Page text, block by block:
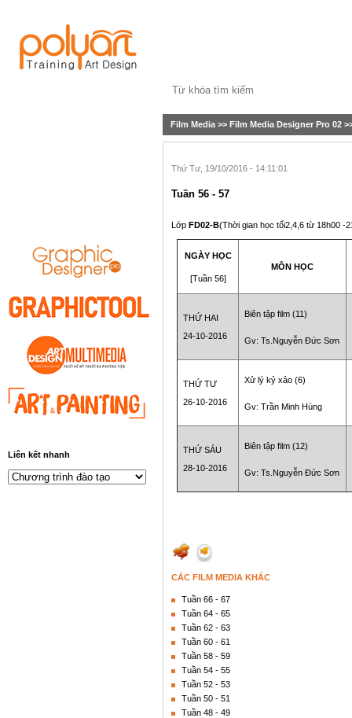
Liên kết nhanh
Film Media >> Film Media Designer Pro 02
Thứ Tư, 19/10/2016 - 14:11:01
Tuần 56 - 57
Lớp FD02-B(Thời gian học tối2,4,6 từ 18h00 -
NGÀY HỌC
[Tuần 56]
MÔN HỌC
THỨ HAI
24-10-2016
Biên tập film (11)
Gv: Ts.Nguyễn Đức Sơn
THỨ TƯ
26-10-2016
Xử lý kỷ xảo (6)
Gv: Trần Minh Hùng
THỨ SÁU
28-10-2016
Biên tập film (12)
Gv: Ts.Nguyễn Đức Sơn
CÁC FILM MEDIA KHÁC
Tuần 66 - 67
Tuần 64 - 65
Tuần 62 - 63
Tuần 60 - 61
Tuần 58 - 59
Tuần 54 - 55
Tuần 52 - 53
Tuần 50 - 51
Tuần 48 - 49